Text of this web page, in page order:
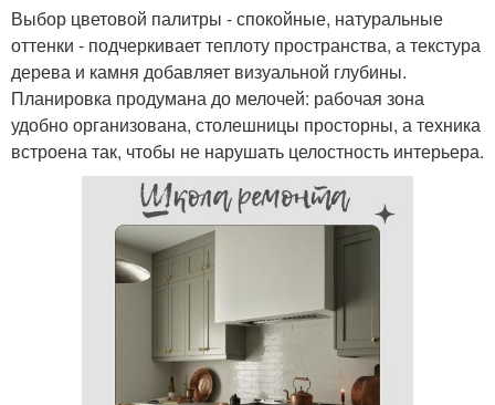
Выбор цветовой палитры - спокойные, натуральные
оттенки - подчеркивает теплоту пространства, а текстура
дерева и камня добавляет визуальной глубины.
Планировка продумана до мелочей: рабочая зона
удобно организована, столешницы просторны, а техника
встроена так, чтобы не нарушать целостность интерьера.